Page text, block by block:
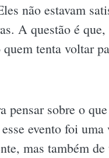
não estavam
A questão é
tenta voltar
pensar sobre o
evento foi
mas também